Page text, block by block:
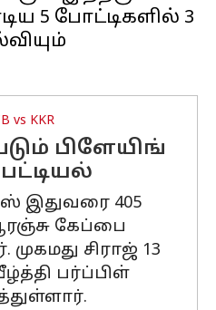
5 போட்டிகளில் 3
vs KKR
பிளேயிங்
இதுவரை 405
கேப்பை
சிராஜ் 13
பர்ப்பிள்